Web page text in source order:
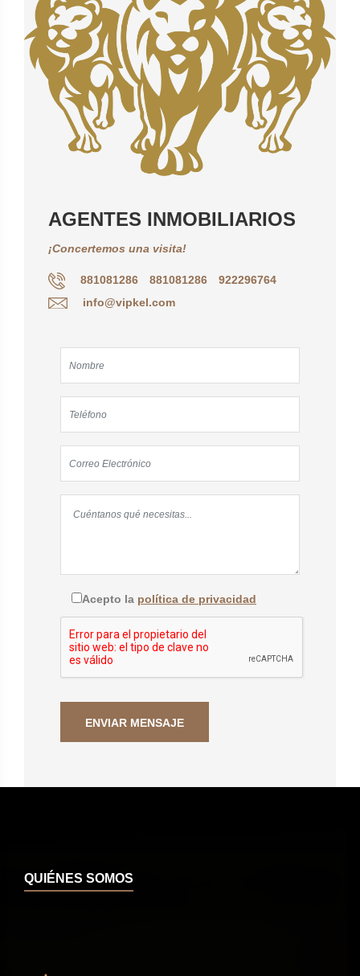
AGENTES INMOBILIARIOS
¡Concertemos una visita!
881081286 881081286
922296764
info@vipkel.com
Acepto la política de privacidad
QUIÉNES SOMOS